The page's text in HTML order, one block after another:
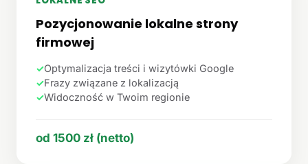
Pozycjonowanie lokalne strony
firmowej
✓Optymalizacja treści i wizytówki Google
✓Frazy związane z lokalizacją
✓Widoczność w Twoim regionie
od 1500 zł (netto)